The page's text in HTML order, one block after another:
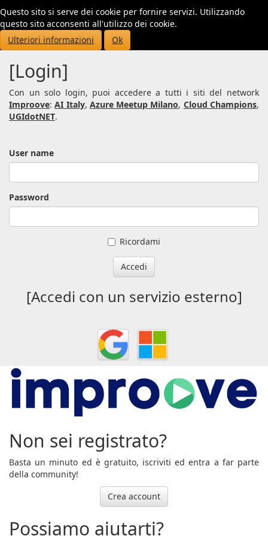
Questo sito si serve dei cookie per fornire servizi. Utilizzando
questo sito acconsenti all'utilizzo dei cookie.
Ulteriori informazioni
Ok
[Login]
Con un solo login, puoi accedere a tutti i siti del network
Improove:AI Italy, Azure Meetup Milano, Cloud Champions,
UGIdotNET.
User name
Password
Ricordami
Accedi
[Accedi con un servizio esterno]
Non sei registrato?
Basta un minuto ed è gratuito, iscriviti ed entra a far parte
della community!
Crea account
Possiamo aiutarti?